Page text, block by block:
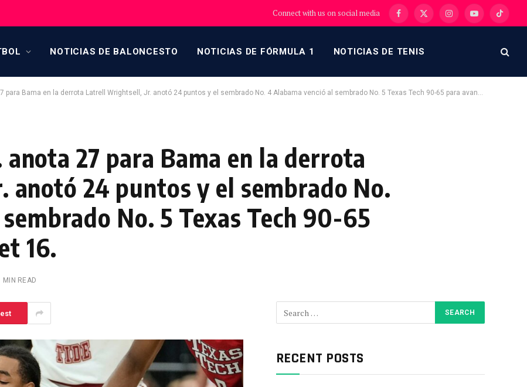
Connect with us on social media Facebook
X
InstagramYouTubeTikTok
NOTICIAS DE BALONCESTO NOTICIAS DE FÓRMULA 1 NOTICIAS DE TENIS
Bama en la derrota Latrell Wrightsell, Jr. anotó 24 puntos y el sembrado No. 4 Alabama venció al sembrado No. 5 Texas Tech 90-65 para avanzar al Sweet 16.
27 para Bama en la derrota
24 puntos y el sembrado No.
No. 5 Texas Tech 90-65
16.
MIN READ
RECENT POSTS